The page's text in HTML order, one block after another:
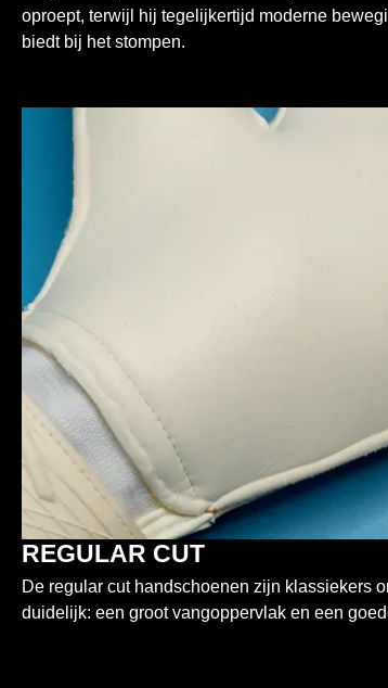
oproept, terwijl hij tegelijkertijd moderne
biedt bij het stompen.
REGULAR CUT
De regular cut handschoenen zijn klassiekers
duidelijk: een groot vangoppervlak en een